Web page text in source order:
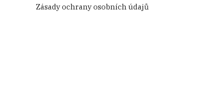
Zásady ochrany osobních údajů